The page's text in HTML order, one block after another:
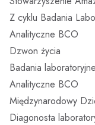
Z cyklu Badania
Analityczne BCO
Dzwon życia
Badania
Analityczne BCO
Międzynarodowy
Diagonosta